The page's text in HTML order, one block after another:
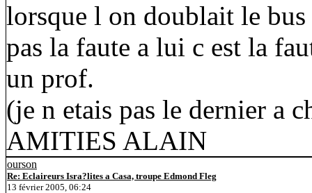
lorsque l on doublait le
pas la faute a lui c est la
un prof.
(je n etais pas le dernier a
AMITIES ALAIN
ourson
Re: Eclaireurs Isra?lites a Casa, troupe Edmond Fleg
13 février 2005, 06:24